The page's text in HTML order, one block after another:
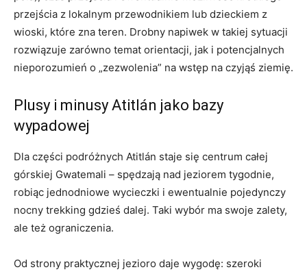
przejścia z lokalnym przewodnikiem lub dzieckiem z
wioski, które zna teren. Drobny napiwek w takiej sytuacji
rozwiązuje zarówno temat orientacji, jak i potencjalnych
nieporozumień o „zezwolenia” na wstęp na czyjąś ziemię.
Plusy i minusy Atitlán jako bazy
wypadowej
Dla części podróżnych Atitlán staje się centrum całej
górskiej Gwatemali – spędzają nad jeziorem tygodnie,
robiąc jednodniowe wycieczki i ewentualnie pojedynczy
nocny trekking gdzieś dalej. Taki wybór ma swoje zalety,
ale też ograniczenia.
Od strony praktycznej jezioro daje wygodę: szeroki